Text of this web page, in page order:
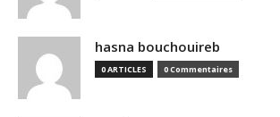
hasna bouchouireb
0 ARTICLES 0 Commentaires